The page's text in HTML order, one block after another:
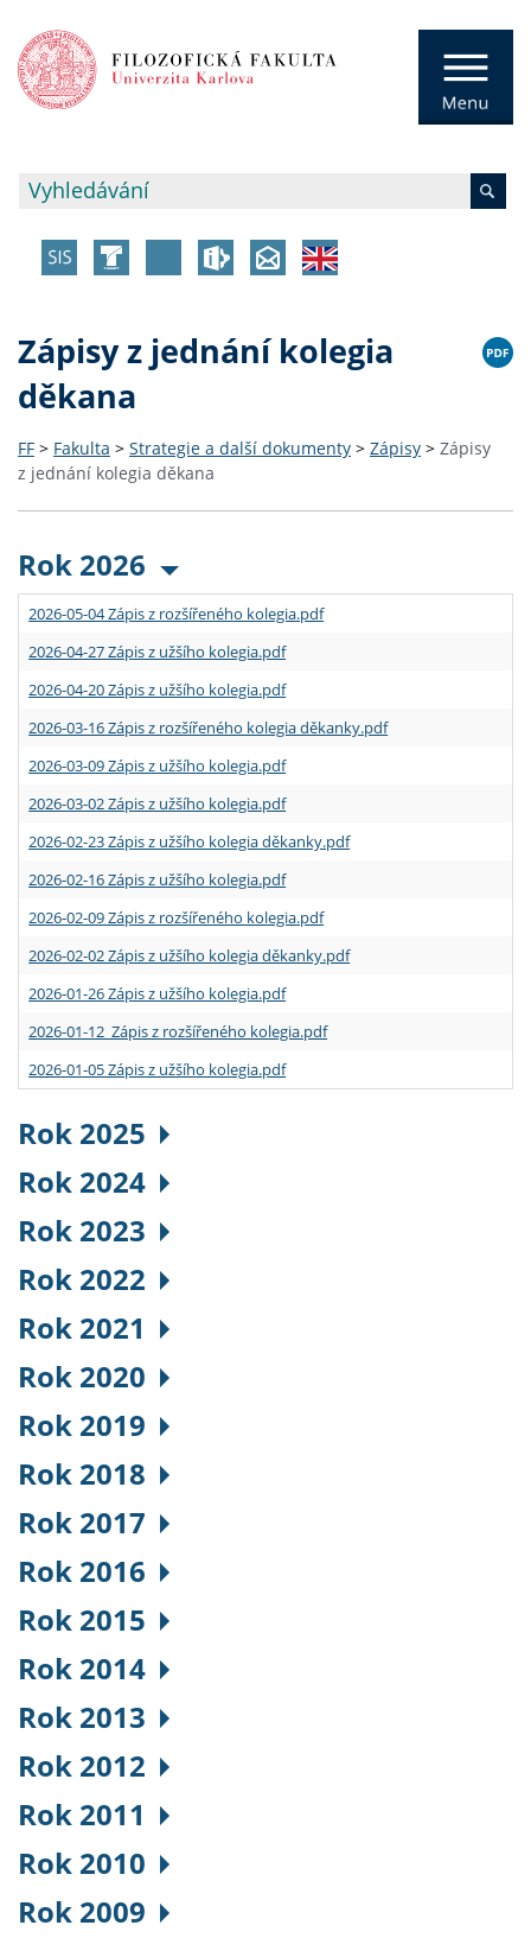
Zápisy z jednání kolegia
děkana
FF > Fakulta > Strategie a další dokumenty > Zápisy > Zápisy
z jednání kolegia děkana
Rok 2026
2026-05-04 Zápis z rozšířeného kolegia.pdf
2026-04-27 Zápis z užšího kolegia.pdf
2026-04-20 Zápis z užšího kolegia.pdf
2026-03-16 Zápis z rozšířeného kolegia děkanky.pdf
2026-03-09 Zápis z užšího kolegia.pdf
2026-03-02 Zápis z užšího kolegia.pdf
2026-02-23 Zápis z užšího kolegia děkanky.pdf
2026-02-16 Zápis z užšího kolegia.pdf
2026-02-09 Zápis z rozšířeného kolegia.pdf
2026-02-02 Zápis z užšího kolegia děkanky.pdf
2026-01-26 Zápis z užšího kolegia.pdf
2026-01-12 Zápis z rozšířeného kolegia.pdf
2026-01-05 Zápis z užšího kolegia.pdf
Rok 2025
Rok 2024
Rok 2023
Rok 2022
Rok 2021
Rok 2020
Rok 2019
Rok 2018
Rok 2017
Rok 2016
Rok 2015
Rok 2014
Rok 2013
Rok 2012
Rok 2011
Rok 2010
Rok 2009